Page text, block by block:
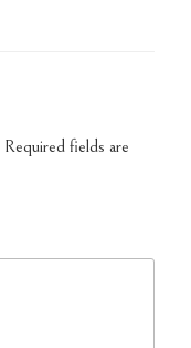
Required fields are